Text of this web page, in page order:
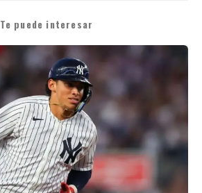
Te puede interesar